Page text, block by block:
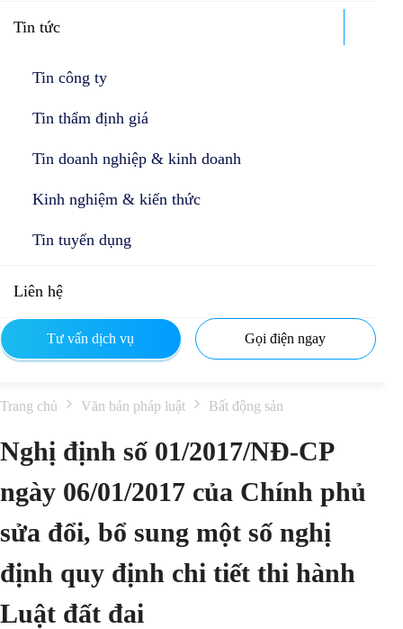
Tin tức
Tin công ty
Tin thẩm định giá
Tin doanh nghiệp & kinh doanh
Kinh nghiệm & kiến thức
Tin tuyển dụng
Liên hệ
Tư vấn dịch vụ Gọi điện ngay
Trang chủ Văn bản pháp luật Bất động sản
Nghị định số 01/2017/NĐ-CP
ngày 06/01/2017 của Chính phủ
sửa đổi, bổ sung một số nghị
định quy định chi tiết thi hành
Luật đất đai